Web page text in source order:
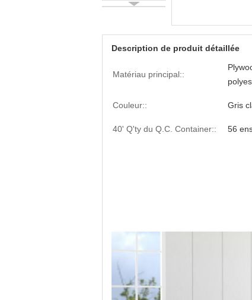
Description de produit détaillée
Matériau principal::
Couleur:: Gris
40' Q'ty du Q.C. Container:: 56